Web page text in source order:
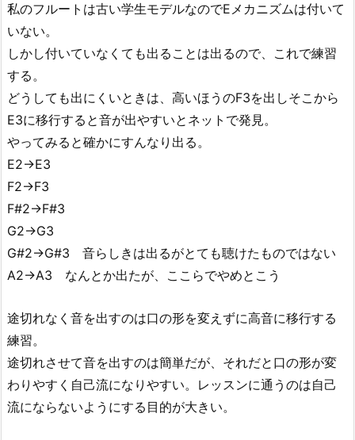
私のフルートは古い学生モデルなのでEメカニズムは付いて
いない。
しかし付いていなくても出ることは出るので、これで練習
する。
どうしても出にくいときは、高いほうのF3を出しそこから
E3に移行すると音が出やすいとネットで発見。
やってみると確かにすんなり出る。
E2→E3
F2→F3
F#2→F#3
G2→G3
G#2→G#3 音らしきは出るがとても聴けたものではない
A2→A3 なんとか出たが、ここらでやめとこう
途切れなく音を出すのは口の形を変えずに高音に移行する
練習。
途切れさせて音を出すのは簡単だが、それだと口の形が変
わりやすく自己流になりやすい。レッスンに通うのは自己
流にならないようにする目的が大きい。